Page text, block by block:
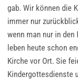
gab. Wir können die
immer nur
wenn man nur in den
leben heute schon
Kirche vor Ort. Sie
Kindergottesdienste